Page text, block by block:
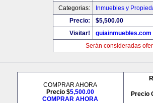
Categorias:
Inmuebles y
Precio:
$5,500.00
Visitar!
guiainmuebles.com
Serán consideradas
COMPRAR AHORA
Precio $5,500.00
COMPRAR AHORA
Precio